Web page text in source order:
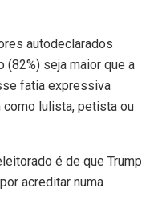
autodeclarados
seja maior que a
fatia expressiva
lulista, petista ou
é de que Trump
acreditar numa